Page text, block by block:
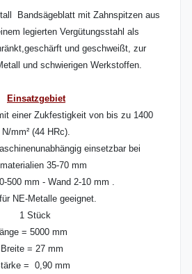
Bandsägeblatt mit Zahnspitzen aus
legierten Vergütungsstahl als
und geschweißt, zur
und schwierigen Werkstoffen.
Einsatzgebiet
einer Zukfestigkeit von bis zu 1400
N/mm² (44 HRc).
einsetzbar bei
35-70 mm
500 mm - Wand 2-10 mm .
NE-Metalle geeignet.
1 Stück
= 5000 mm
Breite = 27 mm
= 0,90 mm